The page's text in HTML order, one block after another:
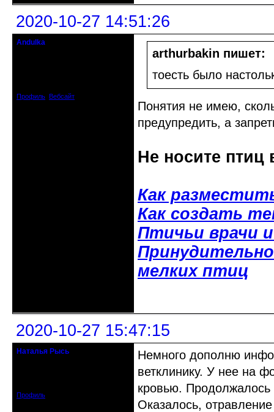
2020-10-27 14:51:26
Andulka
Профиль Вебсайт
arthurbakin пишет:
тоесть было
Понятия не имею,
предупредить, а
Не носите птиц
Как
Как создать
Птичьи врачи
мелких птиц
2020-10-27 15:47:15
Наталья Рысь
Профиль
Немного дополню
ветклинику. У нее на
кровью. Продолжалось
Оказалось,